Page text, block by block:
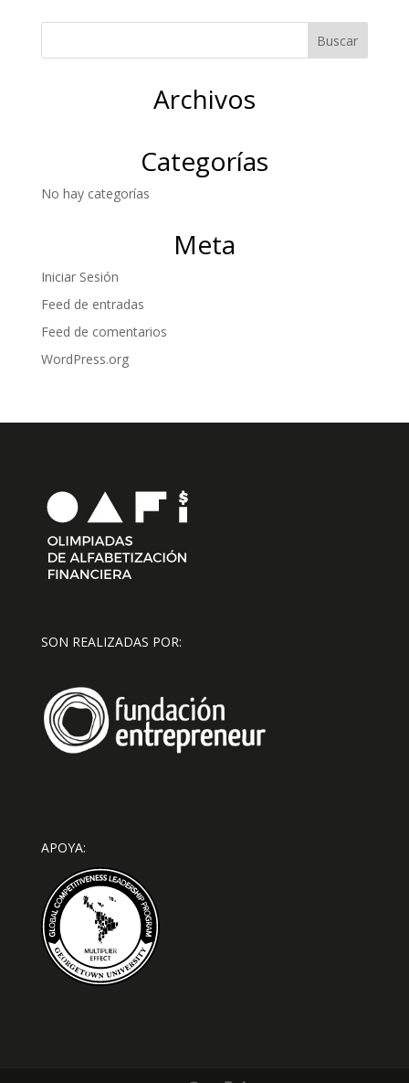
Archivos
Categorías
No hay categorías
Meta
Iniciar Sesión
Feed de entradas
Feed de comentarios
WordPress.org
SON REALIZADAS POR:
APOYA: